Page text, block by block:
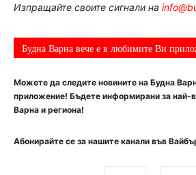
Изпращайте своите сигнали на
Будна Варна вече е в любимите Ви
Можете да следите новините на Будна
приложение! Бъдете информирани за най-
Варна и региона!
Абонирайте се за нашите канали във